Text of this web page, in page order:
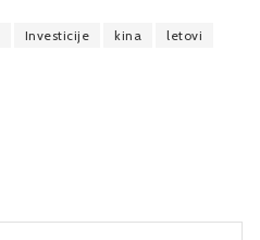
Investicije kina
letovi